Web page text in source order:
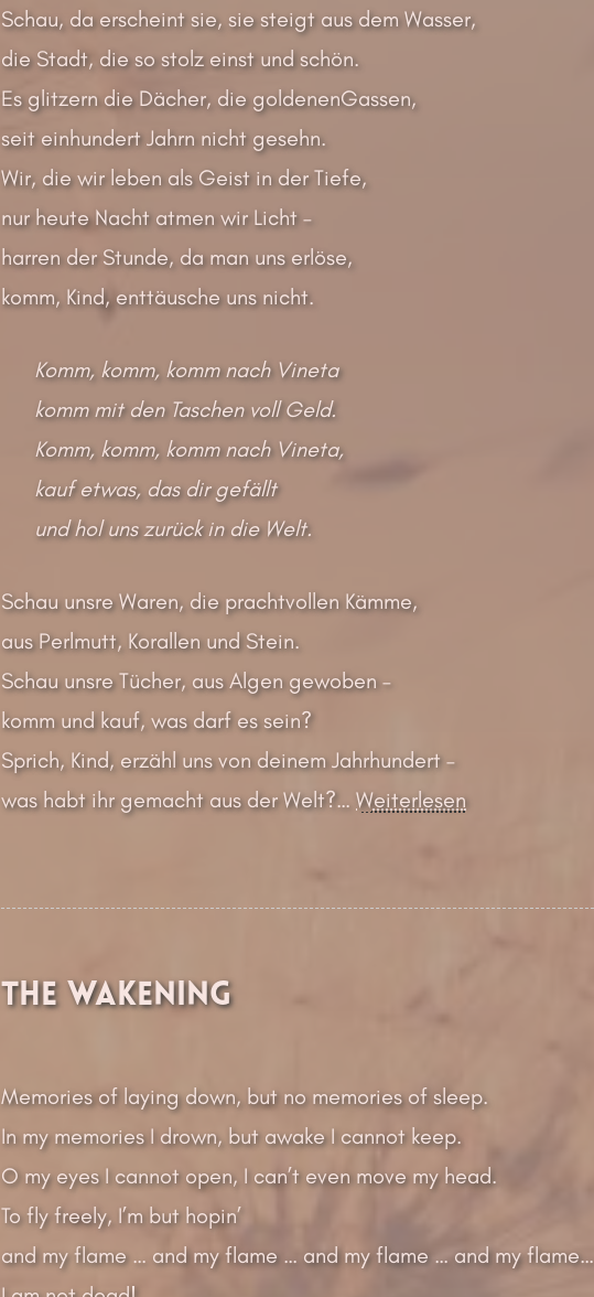
Schau, da erscheint sie, sie steigt aus dem Wasser,
die Stadt, die so stolz einst und schön.
Es glitzern die Dächer, die goldenenGassen,
seit einhundert Jahrn nicht gesehn.
Wir, die wir leben als Geist in der Tiefe,
nur heute Nacht atmen wir Licht –
harren der Stunde, da man uns erlöse,
komm, Kind, enttäusche uns nicht.
Komm, komm, komm nach Vineta
komm mit den Taschen voll Geld.
Komm, komm, komm nach Vineta,
kauf etwas, das dir gefällt
und hol uns zurück in die Welt.
Schau unsre Waren, die prachtvollen Kämme,
aus Perlmutt, Korallen und Stein.
Schau unsre Tücher, aus Algen gewoben –
komm und kauf, was darf es sein?
Sprich, Kind, erzähl uns von deinem Jahrhundert –
was habt ihr gemacht aus der Welt?… Weiterlesen
The Wakening
Memories of laying down, but no memories of sleep.
In my memories I drown, but awake I cannot keep.
O my eyes I cannot open, I can’t even move my head.
To fly freely, I’m but hopin’
and my flame … and my flame … and my flame … and my flame…